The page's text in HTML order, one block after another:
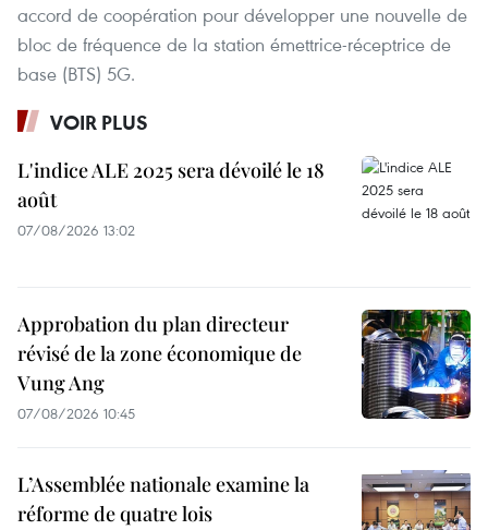
accord de coopération pour développer une nouvelle de
bloc de fréquence de la station émettrice-réceptrice de
base (BTS) 5G.
VOIR PLUS
L'indice ALE 2025 sera dévoilé le 18
août
07/08/2026 13:02
Approbation du plan directeur
révisé de la zone économique de
Vung Ang
07/08/2026 10:45
L’Assemblée nationale examine la
réforme de quatre lois